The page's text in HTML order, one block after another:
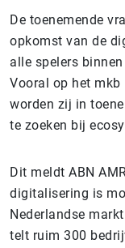
De toenemende
opkomst van de
alle spelers
Vooral op het mkb
worden zij in
te zoeken bij
Dit meldt ABN
digitalisering is
Nederlandse
telt ruim 300